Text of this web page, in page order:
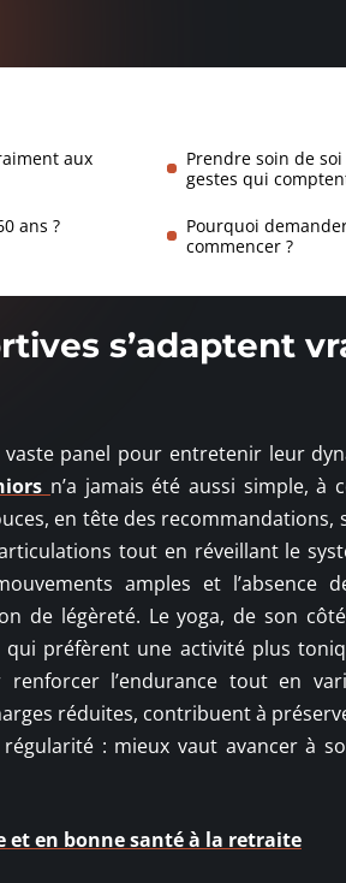
aux
Prendre soin de
gestes qui
ans ?
Pourquoi
commencer ?
s’adaptent
vaste panel pour entretenir leur
n’a jamais été aussi simple,
en tête des
tout en réveillant le
amples et l’absence
de légèreté. Le yoga, de son
préfèrent une activité plus
l’endurance tout en
réduites, contribuent à
: mieux vaut avancer à
et en bonne santé à la retraite